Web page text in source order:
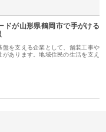
ドが山形県鶴岡市で手がける
盤を支える企業として、舗装工事や
あります。地域住民の生活を支え